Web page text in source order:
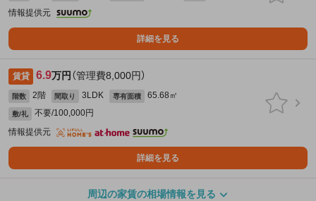
情報提供元
詳細を見る
賃貸 6.9万円 （管理費8,000円）
階数 2階 間取り 3LDK 専有面積 65.68㎡
敷/礼
不要/100,000円
情報提供元
詳細を見る
周辺の家賃の相場情報を見る